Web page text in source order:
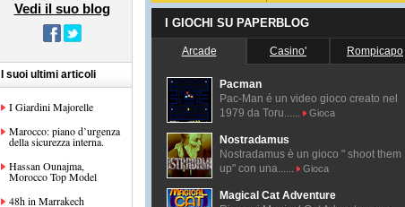
Vedi il suo blog
I suoi ultimi articoli
I Giardini Majorelle
Marocco: piano d’urgenza
della sicurezza interna.
Hassan Ounajma,
Morocco Top Model
48h in Marrakech
I GIOCHI SU PAPERBLOG
Arcade Casino' Rompicapo
Pacman
Pac-Man é un video gioco creato nel
1979 da Toru......
Gioca
Nostradamus
Nostradamus è un gioco " shoot them
up" con una......
Gioca
Magical Cat Adventure